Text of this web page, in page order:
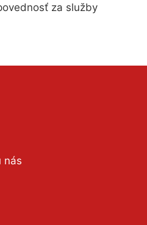
za služby
nás